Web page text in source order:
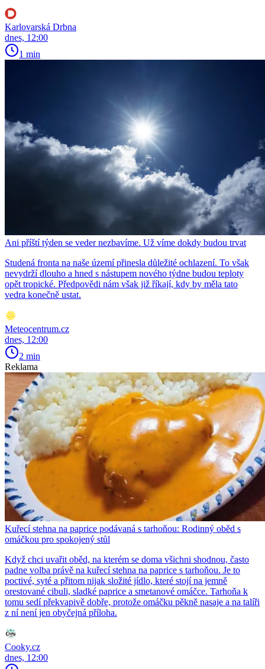
Karlovarská Drbna
dnes, 12:00
1 min
Ani příští týden se veder nezbavíme. Už víme dokdy budou trvat
Studená fronta na naše území přinesla důležité ochlazení. To však
nevydrží dlouho a hned s nástupem nového týdne budou teploty
opět tropické. Předpovědi nám však již říkají, kdy by měla tato
vedra konečně ustat.
Meteocentrum.cz
dnes, 12:00
2 min
Reklama
Kuřecí stehna na paprice podávaná s tarhoňou: Rodinný oběd s
omáčkou pro spokojený stůl
Když chci uvařit oběd, na kterém se doma všichni shodnou, často
padne volba právě na kuřecí stehna na paprice s tarhoňou. Je to
poctivé, syté a přitom nijak složité jídlo, které stojí na jemně
orestované cibuli, sladké paprice a smetanové omáčce. Tarhoňa k
tomu sedí překvapivě dobře, protože omáčku pěkně nasaje a na talíři
z ní není jen obyčejná příloha.
Cooky.cz
dnes, 12:00